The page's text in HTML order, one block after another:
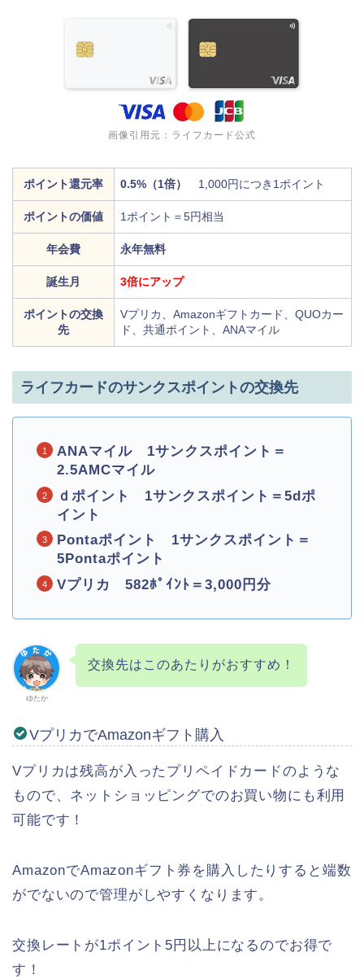
画像引用元：ライフカード公式
ポイント還元率 0.5%（1倍） 1,000円につき1ポイント
ポイントの価値 1ポイント＝5円相当
年会費 永年無料
誕生月 3倍にアップ
ポイントの交換
先
Vプリカ、Amazonギフトカード、QUOカー
ド、共通ポイント、ANAマイル
ライフカードのサンクスポイントの交換先
ANAマイル 1サンクスポイント＝
2.5AMCマイル
ｄポイント 1サンクスポイント＝5dポ
イント
Pontaポイント 1サンクスポイント＝
5Pontaポイント
Vプリカ 582ﾎﾟｲﾝﾄ＝3,000円分
ゆたか
交換先はこのあたりがおすすめ！
VプリカでAmazonギフト購入
Vプリカは残高が入ったプリペイドカードのような
もので、ネットショッピングでのお買い物にも利用
可能です！
AmazonでAmazonギフト券を購入したりすると端数
がでないので管理がしやすくなります。
交換レートが1ポイント5円以上になるのでお得で
す！